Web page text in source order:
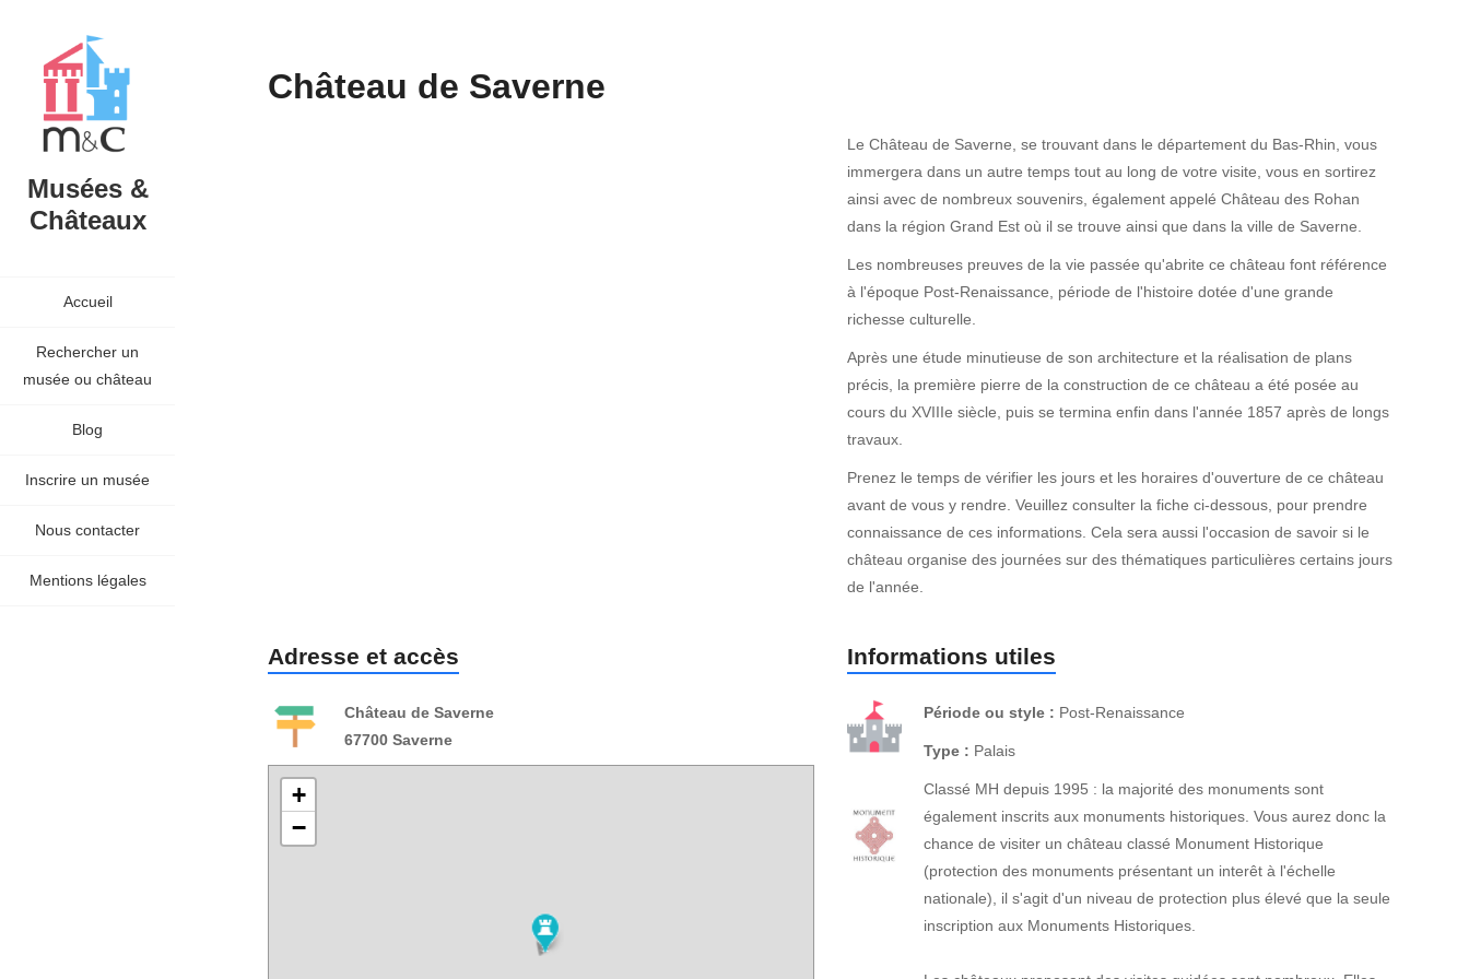
Musées &
Châteaux
Accueil
Rechercher un
musée ou château
Blog
Inscrire un musée
Nous contacter
Mentions légales
Château de Saverne
Le Château de Saverne, se trouvant dans le département du Bas-Rhin, vous
immergera dans un autre temps tout au long de votre visite, vous en sortirez
ainsi avec de nombreux souvenirs, également appelé Château des Rohan
dans la région Grand Est où il se trouve ainsi que dans la ville de Saverne.
Les nombreuses preuves de la vie passée qu'abrite ce château font référence
à l'époque Post-Renaissance, période de l'histoire dotée d'une grande
richesse culturelle.
Après une étude minutieuse de son architecture et la réalisation de plans
précis, la première pierre de la construction de ce château a été posée au
cours du XVIIIe siècle, puis se termina enfin dans l'année 1857 après de longs
travaux.
Prenez le temps de vérifier les jours et les horaires d'ouverture de ce château
avant de vous y rendre. Veuillez consulter la fiche ci-dessous, pour prendre
connaissance de ces informations. Cela sera aussi l'occasion de savoir si le
château organise des journées sur des thématiques particulières certains jours
de l'année.
Adresse et accès
Château de Saverne
67700 Saverne
+
−
Informations utiles
Période ou style : Post-Renaissance
Type : Palais
Classé MH depuis 1995 : la majorité des monuments sont
également inscrits aux monuments historiques. Vous aurez donc la
chance de visiter un château classé Monument Historique
(protection des monuments présentant un interêt à l'échelle
nationale), il s'agit d'un niveau de protection plus élevé que la seule
inscription aux Monuments Historiques.